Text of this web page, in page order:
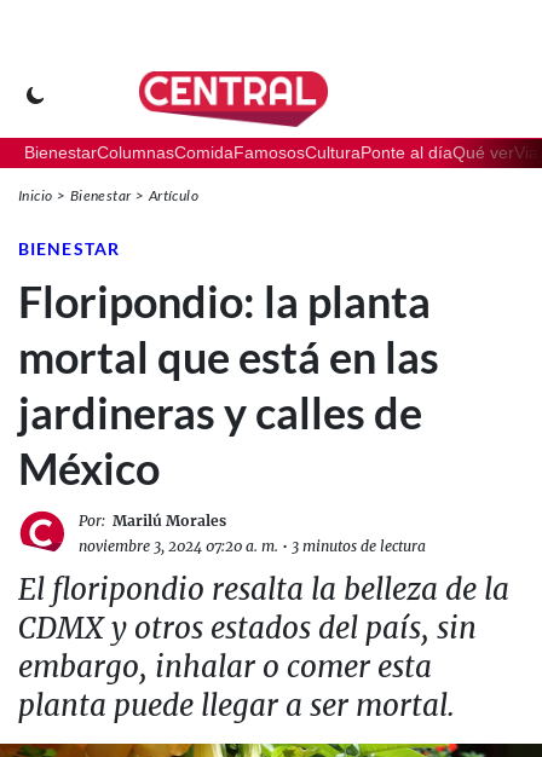
BienestarColumnasComidaFamososCulturaPonte al díaQué ver
Inicio Bienestar Artículo
BIENESTAR
Floripondio: la planta
mortal que está en las
jardineras y calles de
México
Por: Marilú Morales
noviembre 3, 2024 07:20 a. m. • 3 minutos de lectura
El floripondio resalta la belleza de la
CDMX y otros estados del país, sin
embargo, inhalar o comer esta
planta puede llegar a ser mortal.